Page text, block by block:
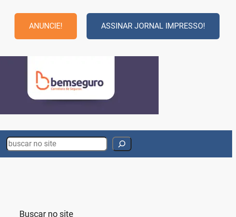
ANUNCIE! ASSINAR JORNAL IMPRESSO!
Search
Buscar no site